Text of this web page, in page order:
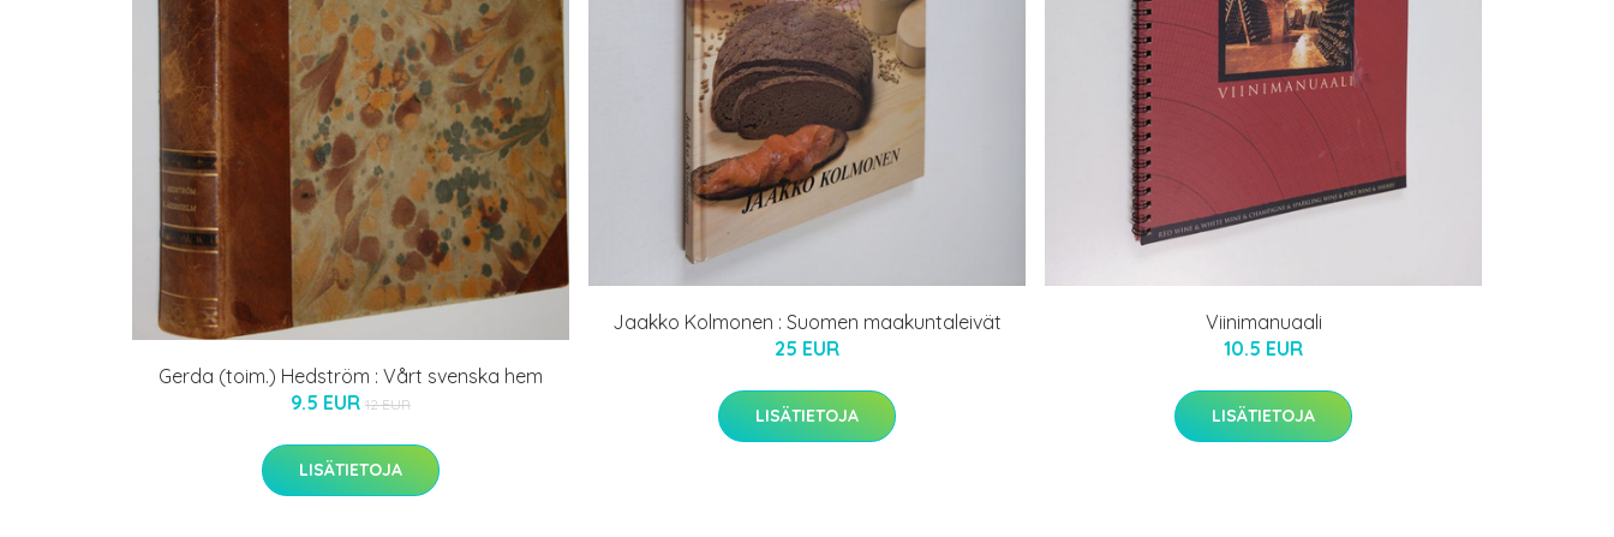
Gerda (toim.) Hedström : Vårt svenska hem
9.5 EUR 12 EUR
LISÄTIETOJA
Jaakko Kolmonen : Suomen maakuntaleivät
25 EUR
LISÄTIETOJA
Viinimanuaali
10.5 EUR
LISÄTIETOJA